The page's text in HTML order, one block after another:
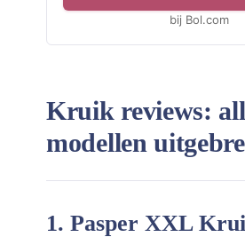
bij Bol.com
Kruik reviews:
modellen
1. Pasper XXL